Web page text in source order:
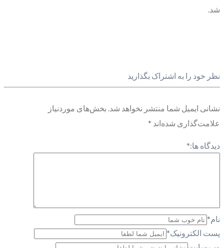
شد.
نظر خود را به اشتراک بگذارید
نشانی ایمیل شما منتشر نخواهد شد. بخش‌های موردنیاز
علامت‌گذاری شده‌اند *
دیدگاه ها:*
نام*
پست الکترونیک*